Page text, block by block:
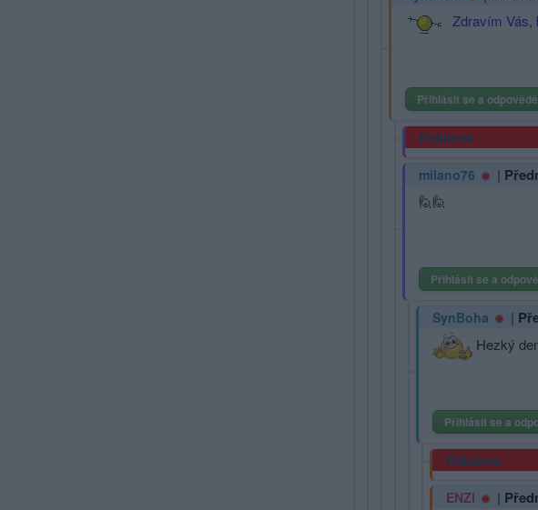
Zdravím Vás,
Přihlásit se a
Reklama
milano76 |
🙋🙋
Přihlásit se a
SynBoha |
Hezký
Přihlásit se a
Reklama
ENZI |